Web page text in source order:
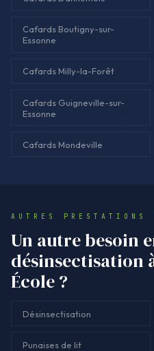
Cafards Boutigny-sur-
Essonne
Cafards Milly-la-Forêt
Cafards Guigneville-sur-
Essonne
Cafards Mondeville
AUTRES PRESTATIONS
Un autre besoin
désinsectisation
École ?
Désinsectisation
Punaises de lit